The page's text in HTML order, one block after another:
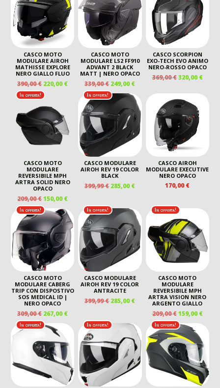
CASCO MOTO
MODULARE AIROH
MATHISSE EXPLORE
NERO GIALLO FLUO
390,00€ IL
PREZZO
ORIGINALE
ERA:
390,00 €.
220,00€IL
PREZZO
ATTUALE
220,00 €.
CASCO MOTO
MODULARE LS2 FF910
ADVANT 2 BLACK
MATT | NERO OPACO
339,00€ IL
PREZZO
ORIGINALE
ERA:
339,00 €.
249,00€IL
PREZZO
ATTUALE
È:
249,00 €.
CASCO SCORPION
EXO-TECH EVO ANIMO
NERO-ROSSO OPACO
369,00€ IL
ORIGINALE
ERA:
369,00 €.
320,00€IL
In offerta!
CASCO MOTO
MODULARE
REVERSIBILE MPH
ARTRA SOLID NERO
OPACO
209,00€IL
PREZZO
ORIGINALE
ERA:
209,00 €.
150,00€IL
PREZZO
ATTUALE
È:
150,00 €.
In offerta!
CASCO MODULARE
AIROH REV 19 COLOR
BLACK
399,99€ IL
ERA:
399,99 €.
285,00€IL
È:
285,00 €.
CASCO AIROH
MODULARE EXECUTIVE
NERO OPACO
170,00€
In offerta!
CASCO MOTO
MODULARE CABERG
TRIP CON DISPOSTIVO
SOS MEDICAL ID |
NERO OPACO
309,00€ IL
PREZZO
ORIGINALE
ERA:
309,00 €.
267,00€IL
PREZZO
ATTUALE
267,00 €.
In offerta!
CASCO MODULARE
AIROH REV 19 COLOR
ANTRACITE
399,99€ IL
ERA:
399,99 €.
285,00€IL
ATTUALE
È:
285,00 €.
In offerta!
CASCO MOTO
MODULARE
REVERSIBILE MPH
ARTRA VISION NERO
ARGENTO GIALLO
209,00€ IL
PREZZO
ORIGINALE
ERA:
209,00 €.
159,00€IL
È:
In offerta! In offerta! In offerta!